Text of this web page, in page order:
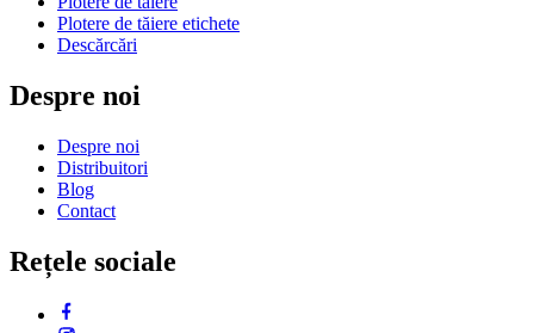
Plotere de tăiere etichete
Descărcări
Despre noi
Despre noi
Distribuitori
Blog
Contact
Rețele sociale